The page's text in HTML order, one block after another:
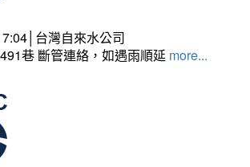
台灣自來水公司
巷 斷管連絡，如遇雨順延 more...